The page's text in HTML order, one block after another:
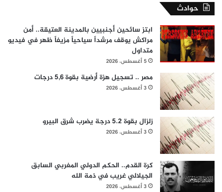
حوادث
ابتز سائحين أجنبيين بالمدينة العتيقة.. أمن
مراكش يوقف مرشداً سياحياً مزيفاً ظهر في فيديو
متداول
5 أغسطس، 2026
مصر .. تسجيل هزة أرضية بقوة 5,6 درجات
3 أغسطس، 2026
زلزال بقوة 5.2 درجة يضرب شرق البيرو
3 أغسطس، 2026
كرة القدم.. الحكم الدولي المغربي السابق
الجيلالي غريب في ذمة الله
3 أغسطس، 2026